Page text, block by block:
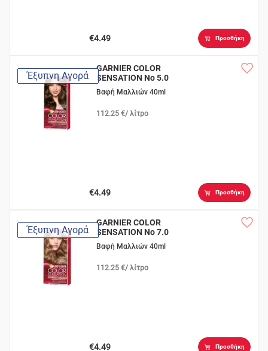
€4.49 Προσθήκη
Έξυπνη Αγορά
GARNIER COLOR
SENSATION Νο 5.0
Φωτεινό Καστανό
Ανοιχτό
Βαφή Μαλλιών 40ml
112.25 €/ λίτρο
€4.49 Προσθήκη
Έξυπνη Αγορά
GARNIER COLOR
SENSATION Νο 7.0
Ξανθό
Βαφή Μαλλιών 40ml
112.25 €/ λίτρο
€4.49 Προσθήκη